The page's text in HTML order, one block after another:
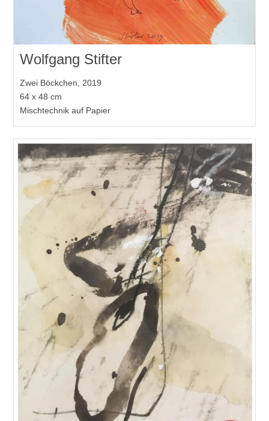
Wolfgang Stifter
Zwei Böckchen, 2019
64 x 48 cm
Mischtechnik auf Papier